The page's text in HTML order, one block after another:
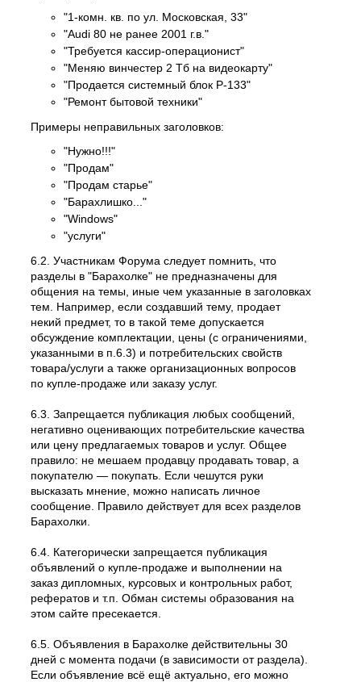
"1-комн. кв. по ул. Московская, 33"
"Audi 80 не ранее 2001 г.в."
"Требуется кассир-операционист"
"Меняю винчестер 2 Тб на видеокарту"
"Продается системный блок P-133"
"Ремонт бытовой техники"
Примеры неправильных заголовков:
"Нужно!!!"
"Продам"
"Продам старье"
"Барахлишко..."
"Windows"
"услуги"
6.2. Участникам Форума следует помнить, что
разделы в "Барахолке" не предназначены для
общения на темы, иные чем указанные в заголовках
тем. Например, если создавший тему, продает
некий предмет, то в такой теме допускается
обсуждение комплектации, цены (с ограничениями,
указанными в п.6.3) и потребительских свойств
товара/услуги а также организационных вопросов
по купле-продаже или заказу услуг.
6.3. Запрещается публикация любых сообщений,
негативно оценивающих потребительские качества
или цену предлагаемых товаров и услуг. Общее
правило: не мешаем продавцу продавать товар, а
покупателю — покупать. Если чешутся руки
высказать мнение, можно написать личное
сообщение. Правило действует для всех разделов
Барахолки.
6.4. Категорически запрещается публикация
объявлений о купле-продаже и выполнении на
заказ дипломных, курсовых и контрольных работ,
рефератов и т.п. Обман системы образования на
этом сайте пресекается.
6.5. Объявления в Барахолке действительны 30
дней с момента подачи (в зависимости от раздела).
Если объявление всё ещё актуально, его можно